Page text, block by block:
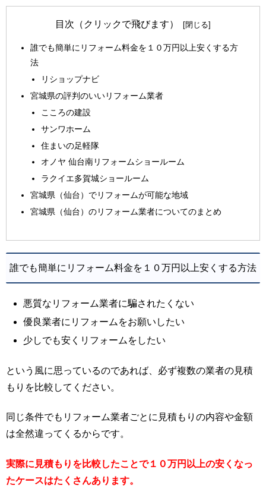
目次（クリックで飛びます）
誰でも簡単にリフォーム料金を１０万円以上安くする方
法
リショップナビ
宮城県の評判のいいリフォーム業者
こころの建設
サンワホーム
住まいの足軽隊
オノヤ 仙台南リフォームショールーム
ラクイエ多賀城ショールーム
宮城県（仙台）でリフォームが可能な地域
宮城県（仙台）のリフォーム業者についてのまとめ
誰でも簡単にリフォーム料金を１０万円以上安くする方法
悪質なリフォーム業者に騙されたくない
優良業者にリフォームをお願いしたい
少しでも安くリフォームをしたい
という風に思っているのであれば、必ず複数の業者の見積
もりを比較してください。
同じ条件でもリフォーム業者ごとに見積もりの内容や金額
は全然違ってくるからです。
実際に見積もりを比較したことで１０万円以上の安くなっ
たケースはたくさんあります。